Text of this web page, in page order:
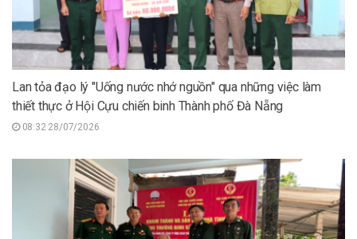
Lan tỏa đạo lý "Uống nước nhớ nguồn" qua những việc làm
thiết thực ở Hội Cựu chiến binh Thành phố Đà Nẵng
08:32 28/07/2026